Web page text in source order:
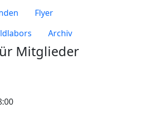
Flyer
Archiv
Mitglieder